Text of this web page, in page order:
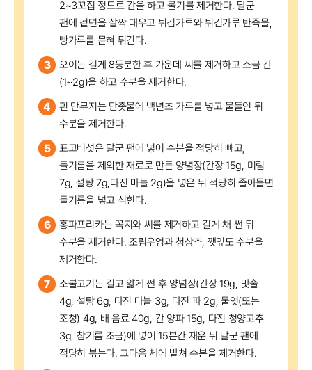
2~3꼬집 정도로 간을 하고 물기를 제거한다. 달군
팬에 겉면을 살짝 태우고 튀김가루와 튀김가루 반죽물,
빵가루를 묻혀 튀긴다.
3
오이는 길게 8등분한 후 가운데 씨를 제거하고 소금 간
(1~2g)을 하고 수분을 제거한다.
4
흰 단무지는 단촛물에 백년초 가루를 넣고 물들인 뒤
수분을 제거한다.
5
표고버섯은 달군 팬에 넣어 수분을 적당히 빼고,
들기름을 제외한 재료로 만든 양념장(간장 15g, 미림
7g, 설탕 7g,다진 마늘 2g)을 넣은 뒤 적당히 졸아들면
들기름을 넣고 식힌다.
6
홍파프리카는 꼭지와 씨를 제거하고 길게 채 썬 뒤
수분을 제거한다. 조림우엉과 청상추, 깻잎도 수분을
제거한다.
7
소불고기는 길고 얇게 썬 후 양념장(간장 19g, 맛술
4g, 설탕 6g, 다진 마늘 3g, 다진 파 2g, 물엿(또는
조청) 4g, 배 음료 40g, 간 양파 15g, 다진 청양고추
3g, 참기름 조금)에 넣어 15분간 재운 뒤 달군 팬에
적당히 볶는다. 그다음 체에 밭쳐 수분을 제거한다.